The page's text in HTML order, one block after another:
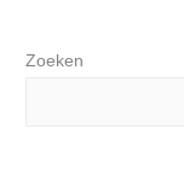
Zoeken